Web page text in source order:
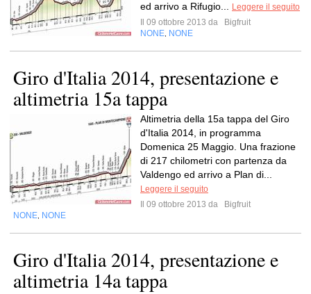
ed arrivo a Rifugio...
Leggere il seguito
Il 09 ottobre 2013 da
Bigfruit
NONE NONE
Giro d'Italia 2014, presentazione e
altimetria 15a tappa
Altimetria della 15a tappa del Giro
d'Italia 2014, in programma
Domenica 25 Maggio. Una frazione
di 217 chilometri con partenza da
Valdengo ed arrivo a Plan di...
Leggere il seguito
Il 09 ottobre 2013 da
Bigfruit
NONE NONE
Giro d'Italia 2014, presentazione e
altimetria 14a tappa